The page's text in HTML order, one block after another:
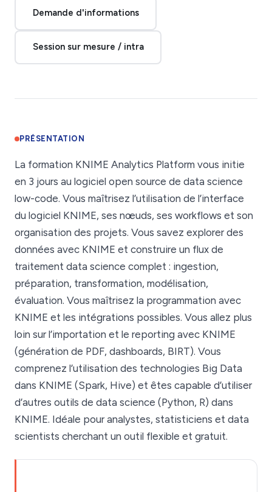
Demande d'informations
Session sur mesure / intra
PRÉSENTATION
La formation KNIME Analytics Platform vous initie
en 3 jours au logiciel open source de data science
low-code. Vous maîtrisez l’utilisation de l’interface
du logiciel KNIME, ses nœuds, ses workflows et son
organisation des projets. Vous savez explorer des
données avec KNIME et construire un flux de
traitement data science complet : ingestion,
préparation, transformation, modélisation,
évaluation. Vous maîtrisez la programmation avec
KNIME et les intégrations possibles. Vous allez plus
loin sur l’importation et le reporting avec KNIME
(génération de PDF, dashboards, BIRT). Vous
comprenez l’utilisation des technologies Big Data
dans KNIME (Spark, Hive) et êtes capable d’utiliser
d’autres outils de data science (Python, R) dans
KNIME. Idéale pour analystes, statisticiens et data
scientists cherchant un outil flexible et gratuit.